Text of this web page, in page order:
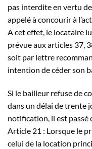
pas interdite en vertu
appelé à concourir à
A cet effet, le locataire
prévue aux articles 37,
soit par lettre
intention de céder son
Si le bailleur refuse de
dans un délai de trente
notification, il est passé
Article 21 : Lorsque le
celui de la location